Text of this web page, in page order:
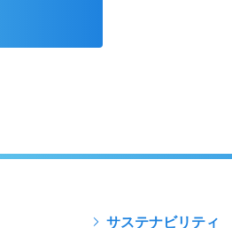
サステナビリティ